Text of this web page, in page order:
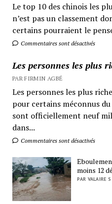
Le top 10 des chinois les
n’est pas un classement
certains pourraient le
Commentaires sont désactivés
Les personnes les plus
PAR FIRMIN AGBÉ
Les personnes les plus
pour certains méconnus
sont officiellement neuf
dans...
Commentaires sont désactivés
moins 12
PAR VALAIRE S